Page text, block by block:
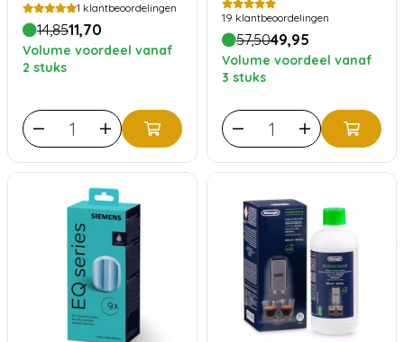
1 klantbeoordelingen
14,8511,70
Volume voordeel vanaf
2 stuks
19 klantbeoordelingen
57,5049,95
Volume voordeel vanaf
3 stuks